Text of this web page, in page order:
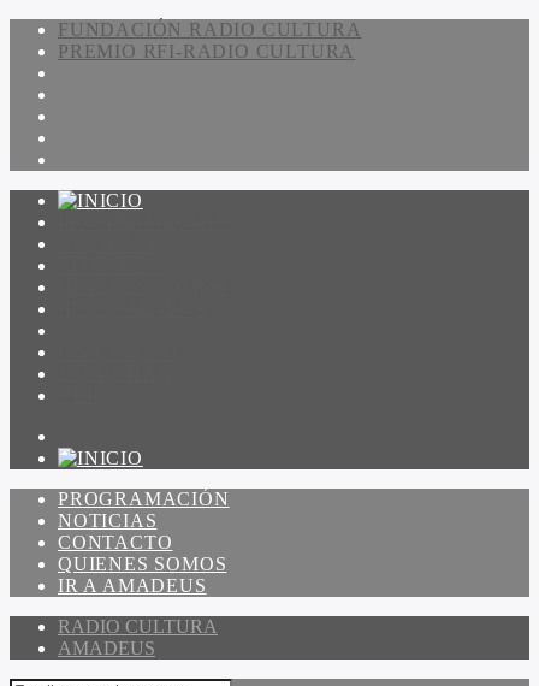
FUNDACIÓN RADIO CULTURA
PREMIO RFI-RADIO CULTURA
PROGRAMACIÓN
NOTICIAS
CONTACTO
QUIENES SOMOS
IR A AMADEUS
RADIO CULTURA
AMADEUS